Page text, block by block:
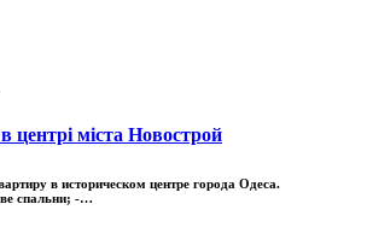
центрі міста Новострой
в историческом центре города Одеса.
спальни; -…